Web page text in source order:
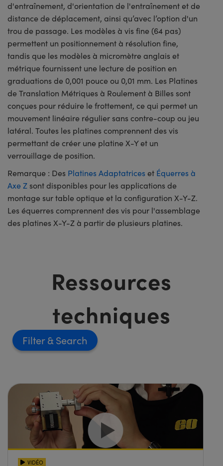
d'entraînement, d'orientation de l'entraînement et de
distance de déplacement, ainsi qu’avec l’option d'un
trou de passage. Les modèles à vis fine (64 pas)
permettent un positionnement à résolution fine,
tandis que les modèles à micromètre anglais et
métrique fournissent une lecture de position en
graduations de 0,001 pouce ou 0,01 mm. Les Platines
de Translation Métriques à Roulement à Billes sont
conçues pour réduire le frottement, ce qui permet un
mouvement linéaire régulier sans contre-coup ou jeu
latéral. Toutes les platines comprennent des vis
permettant de créer une platine X-Y et un
verrouillage de position.
Remarque : Des Platines Adaptatriceset Équerres à
Axe Z sont disponibles pour les applications de
montage sur table optique et la configuration X-Y-Z.
Les équerres comprennent des vis pour l'assemblage
des platines X-Y-Z à partir de plusieurs platines.
Ressources
techniques
Filter
VIDÉO